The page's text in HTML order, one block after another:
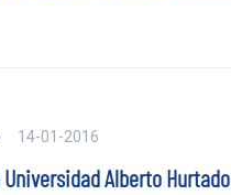
14-01-2016
Alberto Hurtado